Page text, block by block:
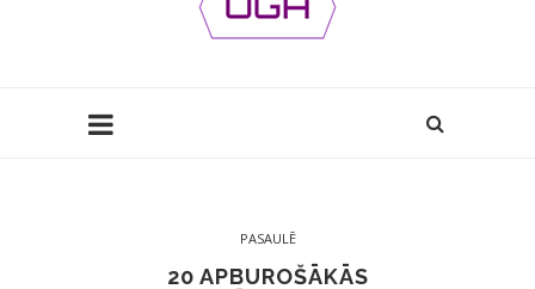
PASAULĒ
20 APBUROŠĀKĀS